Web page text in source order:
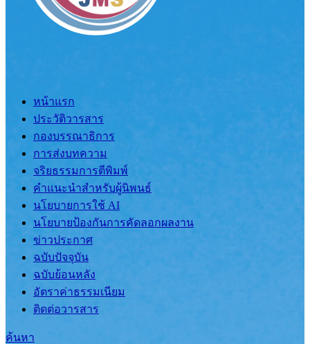
หน้าแรก
ประวัติวารสาร
กองบรรณาธิการ
การส่งบทความ
จริยธรรมการตีพิมพ์
คำแนะนำสำหรับผู้นิพนธ์
นโยบายการใช้ AI
นโยบายป้องกันการคัดลอกผลงาน
ข่าวประกาศ
ฉบับปัจจุบัน
ฉบับย้อนหลัง
อัตราค่าธรรมเนียม
ติดต่อวารสาร
ค้นหา